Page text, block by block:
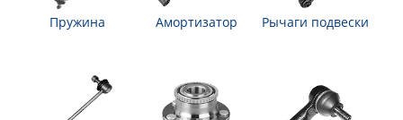
Пружина Амортизатор Рычаги подвески